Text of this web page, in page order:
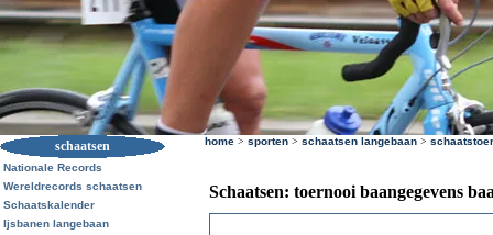
schaatsen
Nationale Records
Wereldrecords schaatsen
Schaatskalender
Ijsbanen langebaan
home > sporten > schaatsen langebaan >
Schaatsen: toernooi baangegevens